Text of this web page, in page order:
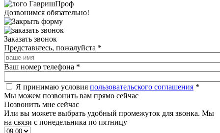
Дозвонимся обязательно!
Заказать звонок
Представьтесь, пожалуйста *
Ваш номер телефона *
Я принимаю условия пользовательского соглашения *
Мы можем позвонить вам прямо сейчас
Позвонить мне сейчас
Или вы можете выбрать удобный промежуток для звонка. Мы
на связи с понедельника по пятницу